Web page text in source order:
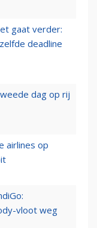
gaat verder:
deadline
dag op rij
airlines op
vloot weg